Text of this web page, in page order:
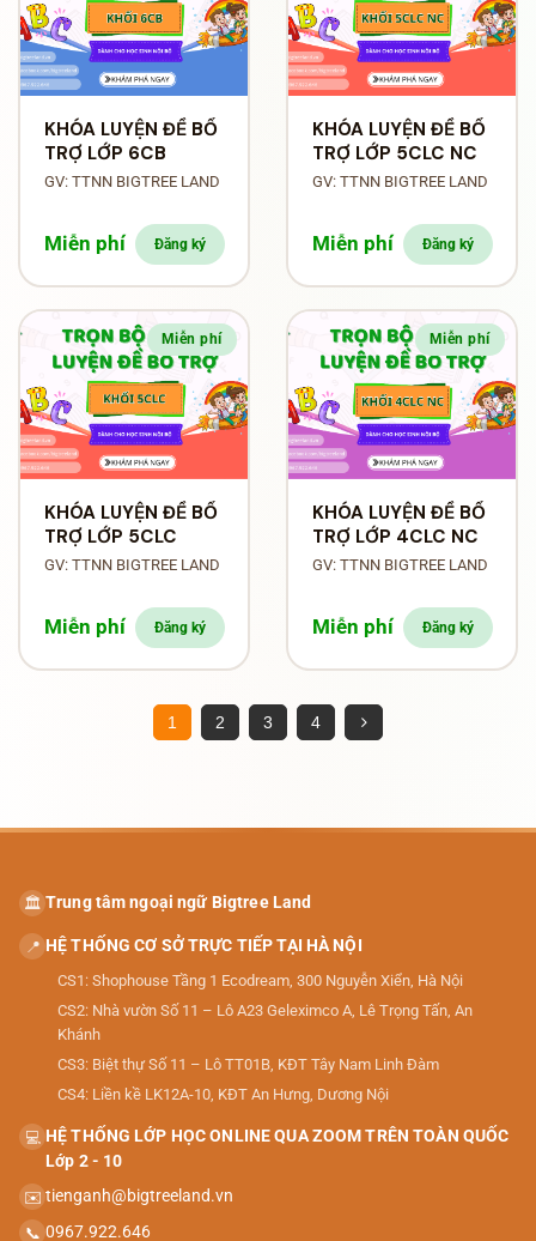
KHÓA LUYỆN ĐỀ BỔ
TRỢ LỚP 6CB
GV: TTNN BIGTREE LAND
Miễn phí Đăng ký
KHÓA LUYỆN ĐỀ BỔ
TRỢ LỚP 5CLC NC
GV: TTNN BIGTREE LAND
Miễn phí Đăng ký
Miễn phí
KHÓA LUYỆN ĐỀ BỔ
TRỢ LỚP 5CLC
GV: TTNN BIGTREE LAND
Miễn phí Đăng ký
Miễn phí
KHÓA LUYỆN ĐỀ BỔ
TRỢ LỚP 4CLC NC
GV: TTNN BIGTREE LAND
Miễn phí Đăng ký
1 2 3 4
🏛️ Trung tâm ngoại ngữ Bigtree Land
📍 HỆ THỐNG CƠ SỞ TRỰC TIẾP TẠI HÀ NỘI
CS1: Shophouse Tầng 1 Ecodream, 300 Nguyễn Xiển, Hà Nội
CS2: Nhà vườn Số 11 – Lô A23 Geleximco A, Lê Trọng Tấn, An
Khánh
CS3: Biệt thự Số 11 – Lô TT01B, KĐT Tây Nam Linh Đàm
CS4: Liền kề LK12A-10, KĐT An Hưng, Dương Nội
💻 HỆ THỐNG LỚP HỌC ONLINE QUA ZOOM TRÊN TOÀN QUỐC
Lớp 2 - 10
✉️ tienganh@bigtreeland.vn
📞 0967.922.646